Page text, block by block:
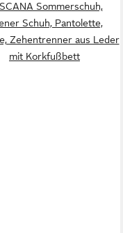
Sommerschuh,
Schuh, Pantolette,
Zehentrenner aus Leder
mit Korkfußbett